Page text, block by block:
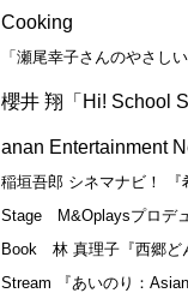
Cooking
「瀬尾幸子さんのやさしい
櫻井 翔「Hi! School
anan Entertainment
稲垣吾郎 シネマナビ！ 『
Stage M&Oplaysプロデ
Book 林 真理子『西郷ど
Stream 『あいのり：Asian